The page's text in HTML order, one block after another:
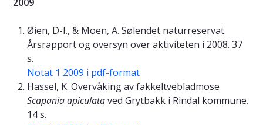
Øien, D-I., & Moen, A. Sølendet naturreservat.
Årsrapport og oversyn over aktiviteten i 2008. 37
s.
Notat 1 2009 i pdf-format
Hassel, K. Overvåking av fakkeltvebladmose
Scapania apiculataved Grytbakk i Rindal kommune.
14 s.